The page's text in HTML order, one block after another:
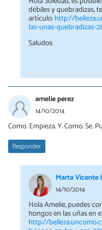
débiles y quebradizas,
artículo:http://
las-unas-quebradizas-
Saludos
amelie perez
14/10/2014
Como. Empieza. Y. Como. Se.
Responder
Marta Vicente
14/10/2014
Hola Amelie, puedes
hongos en las uñas en
http://